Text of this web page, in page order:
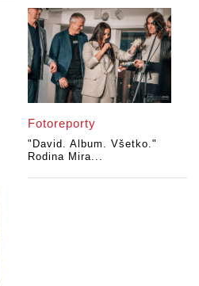
Fotoreporty
"David. Album. Všetko."
Rodina Mira...